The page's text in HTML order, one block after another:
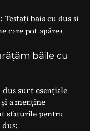
: Testați baia cu dus și
care pot apărea.
băile cu
sunt esențiale
a menține
sfaturile pentru